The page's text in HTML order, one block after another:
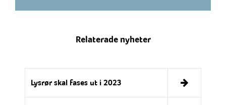
Relaterade nyheter
Lysrør skal fases ut i 2023